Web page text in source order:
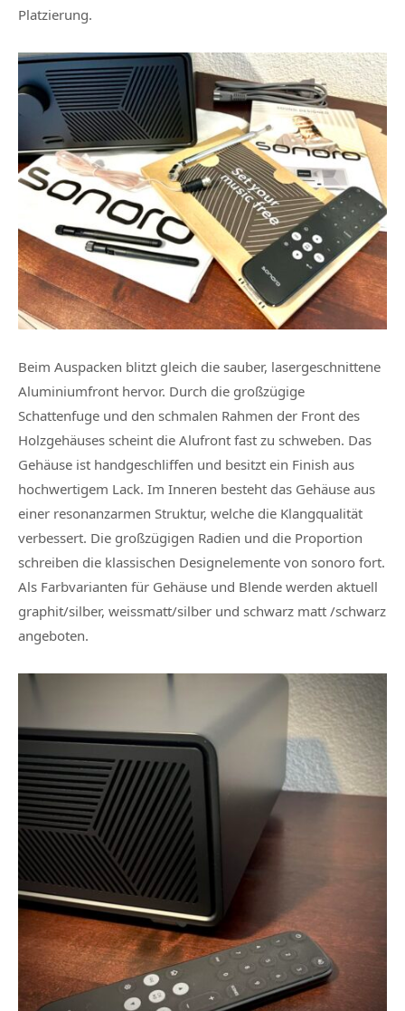
Platzierung.
Beim Auspacken blitzt gleich die sauber, lasergeschnittene
Aluminiumfront hervor. Durch die großzügige
Schattenfuge und den schmalen Rahmen der Front des
Holzgehäuses scheint die Alufront fast zu schweben. Das
Gehäuse ist handgeschliffen und besitzt ein Finish aus
hochwertigem Lack. Im Inneren besteht das Gehäuse aus
einer resonanzarmen Struktur, welche die Klangqualität
verbessert. Die großzügigen Radien und die Proportion
schreiben die klassischen Designelemente von sonoro fort.
Als Farbvarianten für Gehäuse und Blende werden aktuell
graphit/silber, weissmatt/silber und schwarz matt /schwarz
angeboten.